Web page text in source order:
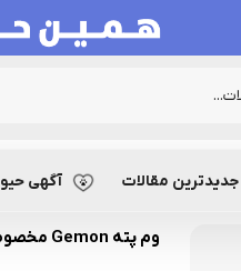
جدیدترین مقالات آگهی
وم پته Gemon مخصوص توله سگ با طعم بوقلمون